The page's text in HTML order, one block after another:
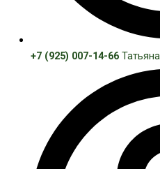
+7 (925) 007-14-66Татьяна